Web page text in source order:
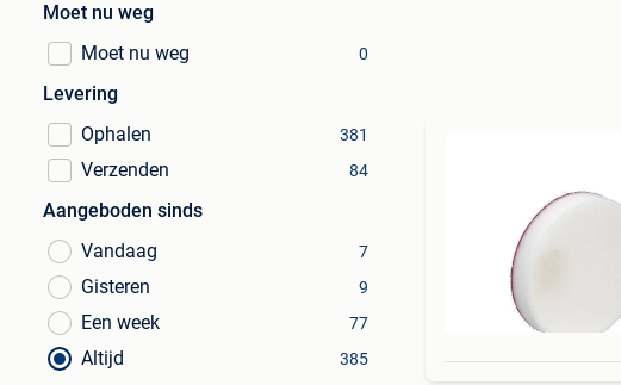
Moet nu weg
Moet nu weg
0
Levering
Ophalen
381
Verzenden 84
Aangeboden sinds
Vandaag
7
Gisteren 9
Een week 77
Altijd 385